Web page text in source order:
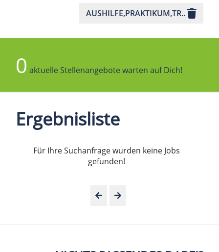
AUSHILFE,PRAKTIKUM,TR..
0 aktuelle Stellenangebote warten auf Dich!
Ergebnisliste
Für Ihre Suchanfrage wurden keine Jobs
gefunden!